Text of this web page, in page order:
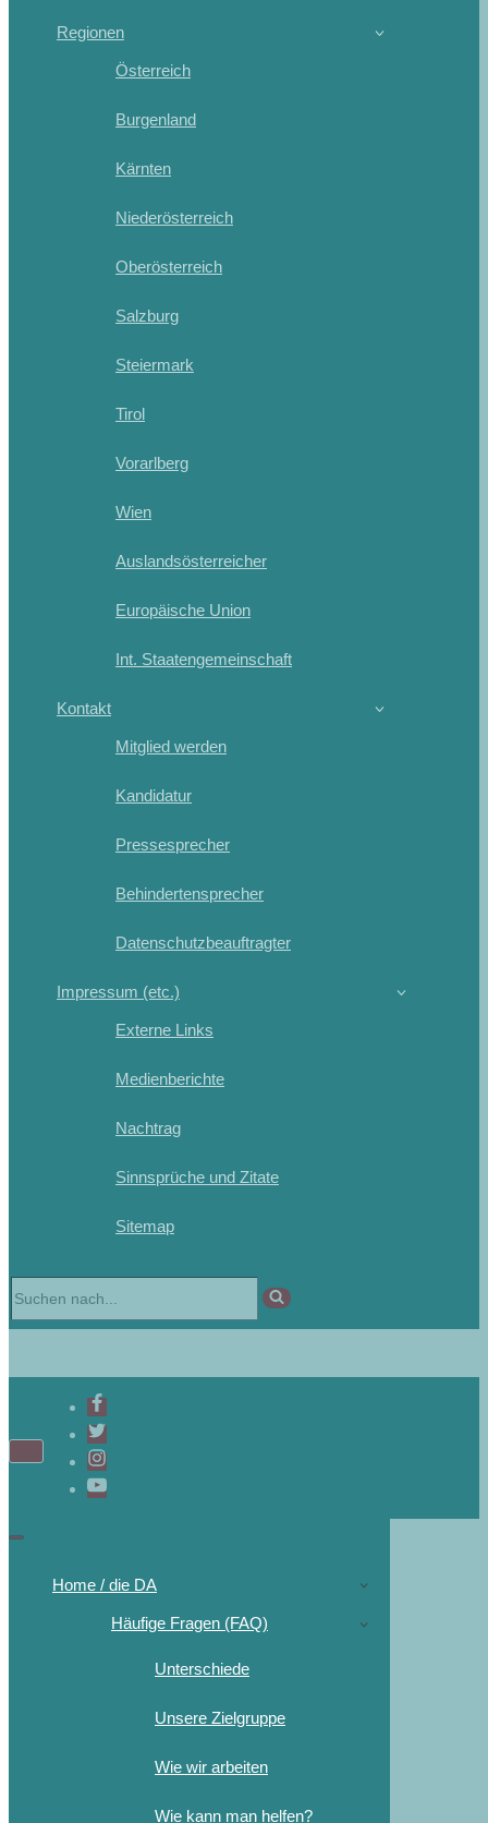
Regionen
Österreich
Burgenland
Kärnten
Niederösterreich
Oberösterreich
Salzburg
Steiermark
Tirol
Vorarlberg
Wien
Auslandsösterreicher
Europäische Union
Int. Staatengemeinschaft
Kontakt
Mitglied werden
Kandidatur
Pressesprecher
Behindertensprecher
Datenschutzbeauftragter
Impressum (etc.)
Externe Links
Medienberichte
Nachtrag
Sinnsprüche und Zitate
Sitemap
Home / die DA
Häufige Fragen (FAQ)
Unterschiede
Unsere Zielgruppe
Wie wir arbeiten
Wie kann man helfen?